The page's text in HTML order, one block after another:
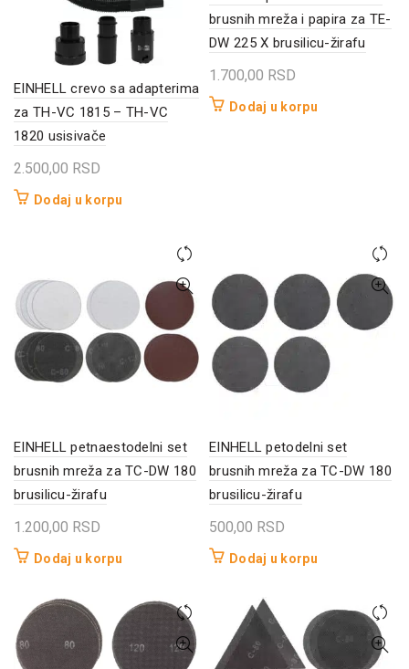
EINHELL crevo sa adapterima
za TH-VC 1815 – TH-VC
1820 usisivače
2.500,00 RSD
Dodaj u korpu
brusnih mreža i papira za TE-
DW 225 X brusilicu-žirafu
1.700,00 RSD
Dodaj u korpu
EINHELL petnaestodelni set
brusnih mreža za TC-DW 180
brusilicu-žirafu
1.200,00 RSD
Dodaj u korpu
EINHELL petodelni set
brusnih mreža za TC-DW 180
brusilicu-žirafu
500,00 RSD
Dodaj u korpu